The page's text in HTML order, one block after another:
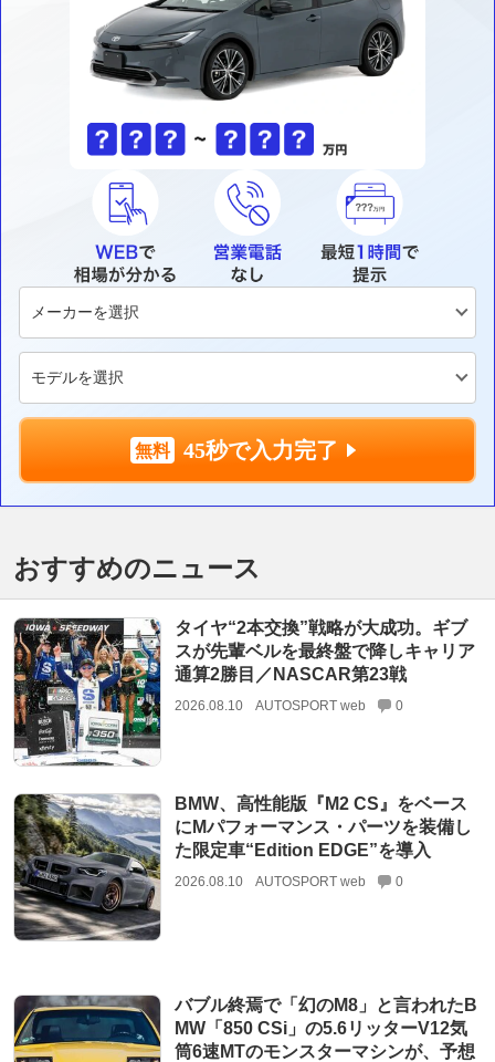
45秒で入力完了
おすすめのニュース
タイヤ“2本交換”戦略が大成功。ギブ
スが先輩ベルを最終盤で降しキャリア
通算2勝目／NASCAR第23戦
2026.08.10 AUTOSPORT web 0
BMW、高性能版『M2 CS』をベース
にMパフォーマンス・パーツを装備し
た限定車“Edition EDGE”を導入
2026.08.10 AUTOSPORT web 0
バブル終焉で「幻のM8」と言われたB
MW「850 CSi」の5.6リッターV12気
筒6速MTのモンスターマシンが、予想